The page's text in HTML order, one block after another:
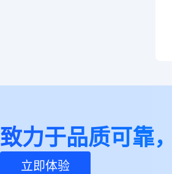
致力于品质可靠
立即体验